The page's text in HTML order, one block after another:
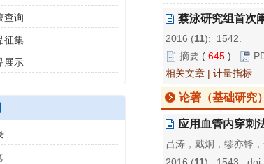
蔡泳研究组首次
2016 (11): 1542.
摘要 ( 645 )
相关文章 | 计量指标
论著（基础研究）
应用血管内穿刺
吕涛，戴炯，缪亦锋
查询
征集
展示